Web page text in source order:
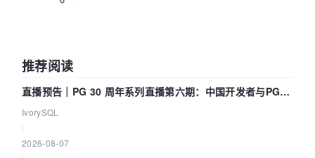
推荐阅读
直播预告｜PG 30 周年系列直播第六期：中国开发者与PG内
核——我们改得动吗？我们贡献了什么？
IvorySQL
2026-08-07